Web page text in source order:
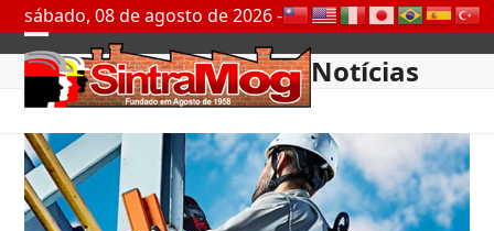
Skip
to
content
sábado, 08 de agosto de 2026 -
Open
mobile
menu
Close
mobile
menu
Notícias